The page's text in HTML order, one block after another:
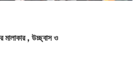
, উচ্ছ্বাস ও